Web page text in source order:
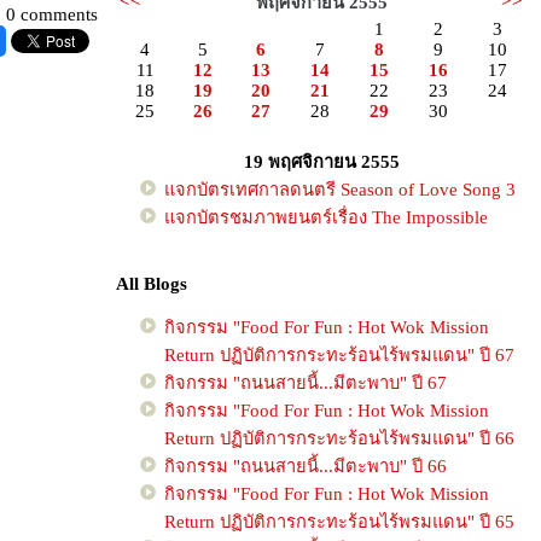
0 comments
1
2
3
4
5 6 7 8 9
10
11
12 13 14 15 16
17
18
19 20 21 22 23
24
25
26 27 28 29 30
19 พฤศจิกายน 2555
จกบัตรเทศกาลดนตรี Season of Love Song 3
จกบัตรชมภาพยนตร์เรื่อง The Impossible
All Blogs
กิจกรรม "Food For Fun : Hot Wok Mission
Return ปฏิบัติการกระทะร้อนไร้พรมแดน" ปี 67
กิจกรรม "ถนนสายนี้...มีตะพาบ" ปี 67
กิจกรรม "Food For Fun : Hot Wok Mission
Return ปฏิบัติการกระทะร้อนไร้พรมแดน" ปี 66
กิจกรรม "ถนนสายนี้...มีตะพาบ" ปี 66
กิจกรรม "Food For Fun : Hot Wok Mission
Return ปฏิบัติการกระทะร้อนไร้พรมแดน" ปี 65